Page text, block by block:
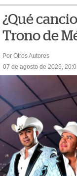
¿Qué
Trono de
Por Otros Autores
07 de agosto de 2026,